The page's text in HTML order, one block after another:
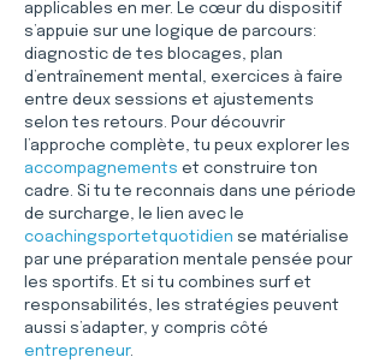
applicables en mer. Le cœur du dispositif
s’appuie sur une logique de parcours:
diagnostic de tes blocages, plan
d’entraînement mental, exercices à faire
entre deux sessions et ajustements
selon tes retours. Pour découvrir
l’approche complète, tu peux explorer les
accompagnements et construire ton
cadre. Si tu te reconnais dans une période
de surcharge, le lien avec le
coachingsportetquotidien se matérialise
par une préparation mentale pensée pour
les sportifs. Et si tu combines surf et
responsabilités, les stratégies peuvent
aussi s’adapter, y compris côté
entrepreneur.